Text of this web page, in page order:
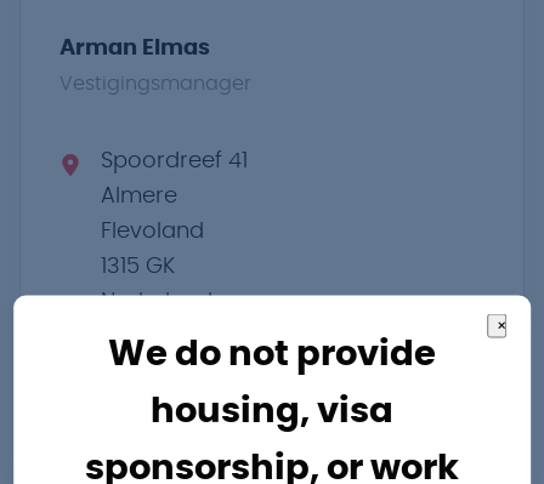
×
We do not provide
housing, visa
sponsorship, or work
Arman Elmas
Vestigingsmanager
Spoordreef 41
Almere
Flevoland
1315 GK
Nederland
Routebeschrijving
arman.elmas@pro-industry.nl